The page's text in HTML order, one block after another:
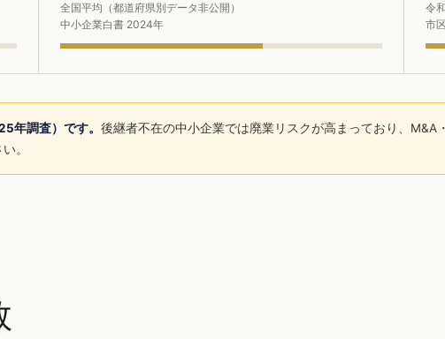
全国平均（都道府県別データ非公開）
中小企業白書 2024年
令
市
年調査）です。 後継者不在の中小企業では廃業リスクが高まっており、
。